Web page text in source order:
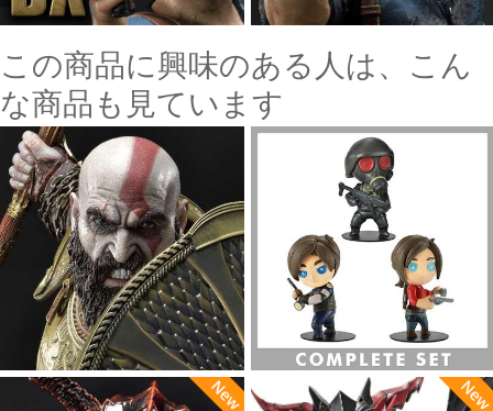
この商品に興味のある人は、こん
な商品も見ています